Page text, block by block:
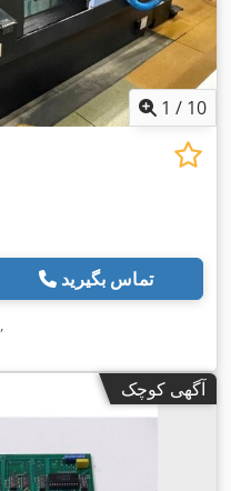
1 / 10
تماس بگیرید
,
آگهی کوچک